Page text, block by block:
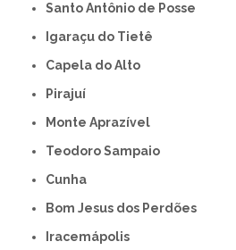
Santo Antônio de Posse
Igaraçu do Tietê
Capela do Alto
Pirajuí
Monte Aprazível
Teodoro Sampaio
Cunha
Bom Jesus dos Perdões
Iracemápolis